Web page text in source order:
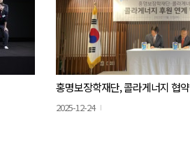
홍명보장학재단, 콜라게너지 협약
2025-12-24